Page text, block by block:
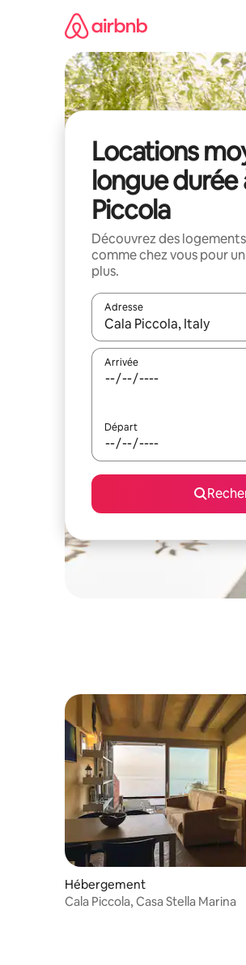
Locations
longue durée
Piccola
Découvrez des
comme chez vous pour
plus.
Adresse
Lorsque les résultats
Arrivée
Départ
Hébergement
Cala Piccola, Casa Stella Marina